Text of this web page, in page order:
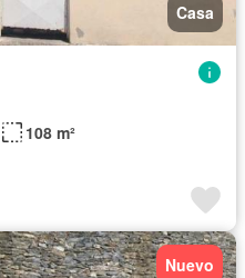
Casa
108 m²
Nuevo